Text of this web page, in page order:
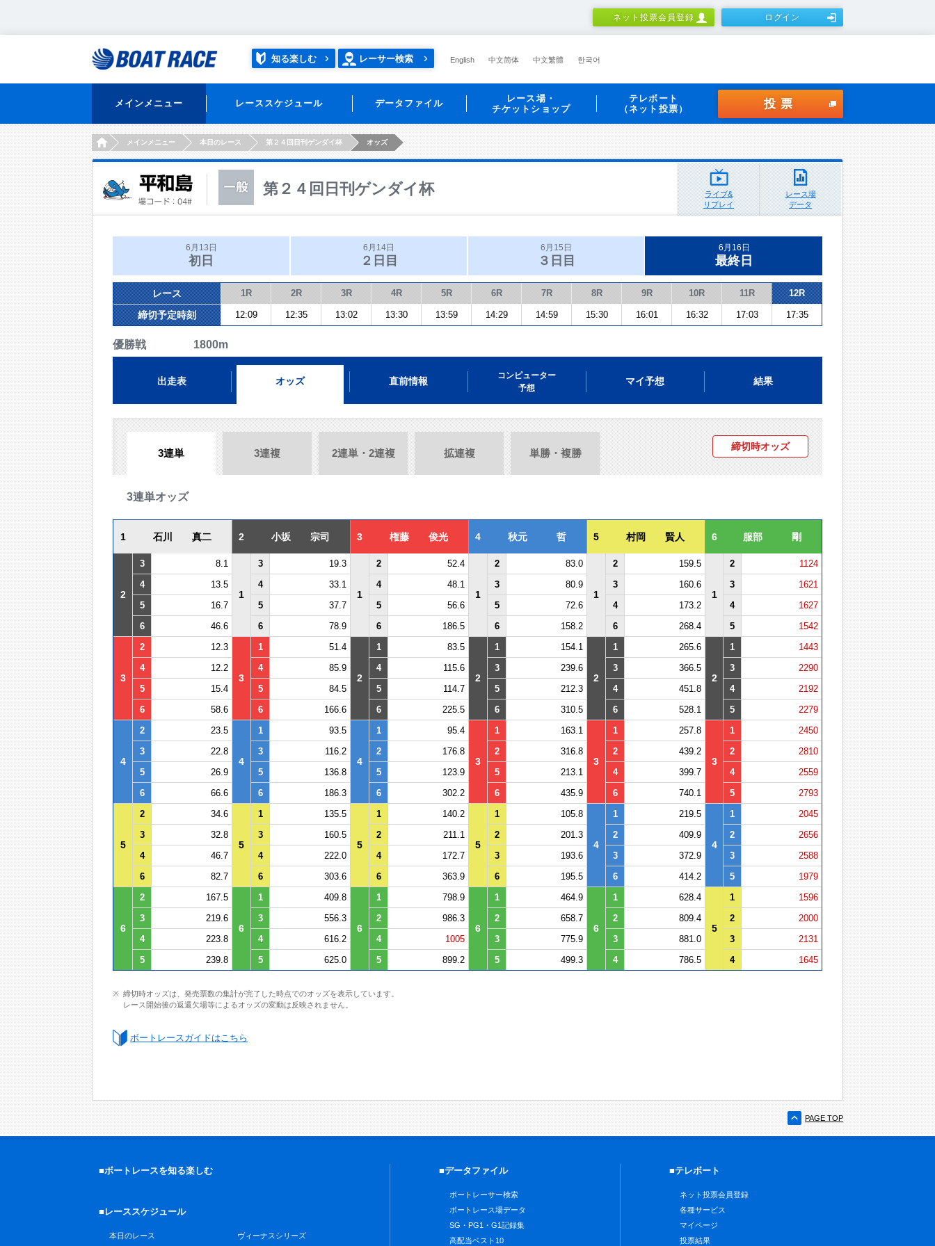
ネット投票会員登録 ログイン
知る楽しむ レーサー検索 English 中文简体 中文繁體 한국어
メインメニュー レーススケジュール データファイル
レース場・
チケットショップ
テレボート
（ネット投票）
投票
HOMEメインメニュー 本日のレース 第２４回日刊ゲンダイ杯 オッズ
第２４回日刊ゲンダイ杯
ライブ&
リプレイ
レース場
データ
6月13日
初日
6月14日
２日目
6月15日
３日目
6月16日
最終日
レース 1R 2R 3R 4R 5R 6R 7R 8R 9R 10R 11R 12R
締切予定時刻 12:09 12:35 13:02 13:30 13:59 14:29 14:59 15:30 16:01 16:32 17:03 17:35
優勝戦 1800m
出走表 オッズ 直前情報
コンピューター
予想
マイ予想 結果
3連単 3連複 2連単・2連複 拡連複 単勝・複勝
締切時オッズ
3連単オッズ
1 石川 真二 2 小坂 宗司 3 権藤 俊光 4 秋元 哲 5 村岡 賢人 6 服部 剛
2
3 8.1
1
3 19.3
1
2 52.4
1
2 83.0
1
2 159.5
1
2
1124
4
13.5 4 33.1 4 48.1 3 80.9 3 160.6 3
1621
5
16.7 5 37.7 5 56.6 5 72.6 4 173.2 4
1627
6
46.6 6 78.9 6 186.5 6 158.2 6 268.4 5 1542
3
2 12.3
3
1 51.4
2
1 83.5
2
1 154.1
2
1 265.6
2
1
1443
4
12.2 4 85.9 4 115.6 3 239.6 3 366.5 3
2290
5
15.4 5 84.5 5 114.7 5 212.3 4 451.8 4
2192
6
58.6 6 166.6 6 225.5 6 310.5 6 528.1 5 2279
4
2 23.5
4
1 93.5
4
1 95.4
3
1 163.1
3
1 257.8
3
1
2450
3
22.8 3 116.2 2 176.8 2 316.8 2 439.2 2
2810
5
26.9 5 136.8 5 123.9 5 213.1 4 399.7 4
2559
6
66.6 6 186.3 6 302.2 6 435.9 6 740.1 5 2793
5
2 34.6
5
1 135.5
5
1 140.2
5
1 105.8
4
1 219.5
4
1
2045
3
32.8 3 160.5 2 211.1 2 201.3 2 409.9 2
2656
4
46.7 4 222.0 4 172.7 3 193.6 3 372.9 3
2588
6
82.7 6 303.6 6 363.9 6 195.5 6 414.2 5 1979
6
2 167.5
6
1 409.8
6
1 798.9
6
1 464.9
6
1 628.4
5
1
1596
3
219.6 3 556.3 2 986.3 2 658.7 2 809.4 2
2000
4
223.8 4 616.2 4 1005 3 775.9 3 881.0 3
2131
5
239.8 5 625.0 5 899.2 5 499.3 4 786.5 4 1645
締切時オッズは、発売票数の集計が完了した時点でのオッズを表示しています。
レース開始後の返還欠場等によるオッズの変動は反映されません。
ボートレースガイドはこちら
PAGE TOP
■ボートレースを知る楽しむ
■レーススケジュール
本日のレース ヴィーナスシリーズ
■データファイル
ボートレーサー検索
ボートレース場データ
SG・PG1・G1記録集
高配当ベスト10
■テレボート
ネット投票会員登録
各種サービス
マイページ
投票結果